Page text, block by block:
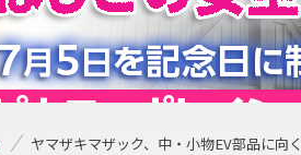
ヤマザキマザック、中・小物EV部品に向